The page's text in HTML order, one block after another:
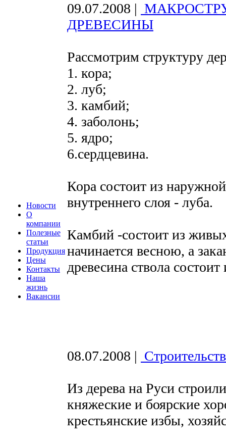
Новости
О
компании
Полезные
статьи
Продукция
Цены
Контакты
Наша
жизнь
Вакансии
09.07.2008 |
ДРЕВЕСИНЫ
Рассмотрим структуру
1. кора;
2. луб;
3. камбий;
4. заболонь;
5. ядро;
6.сердцевина.
Кора состоит из
внутреннего слоя - луба.
Камбий -состоит из
начинается весною, а
древесина ствола
08.07.2008 |
Из дерева на Руси
княжеские и боярские
крестьянские избы,